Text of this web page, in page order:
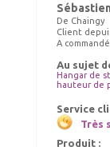
De Chaingy
Client
A
Au sujet
Hangar de
hauteur de
Service
Très
Produit :